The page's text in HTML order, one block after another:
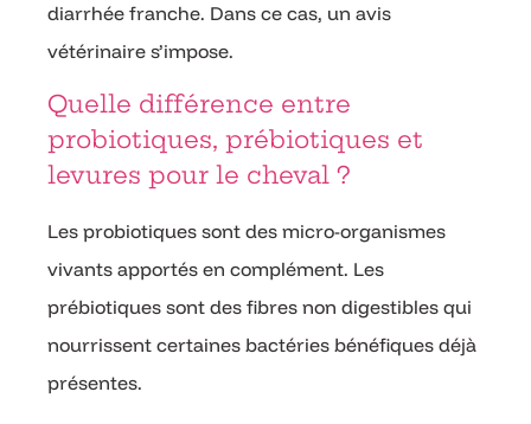
diarrhée franche. Dans ce cas, un avis
vétérinaire s’impose.
Quelle différence entre
probiotiques, prébiotiques et
levures pour le cheval ?
Les probiotiques sont des micro-organismes
vivants apportés en complément. Les
prébiotiques sont des fibres non digestibles qui
nourrissent certaines bactéries bénéfiques déjà
présentes.